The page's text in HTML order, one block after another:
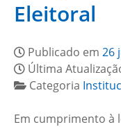
Eleitoral
Publicado em 26
Última
Categoria
Em cumprimento à